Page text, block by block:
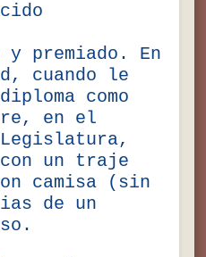
y premiado. En
cuando le
como
en el
un traje
camisa (sin
de un